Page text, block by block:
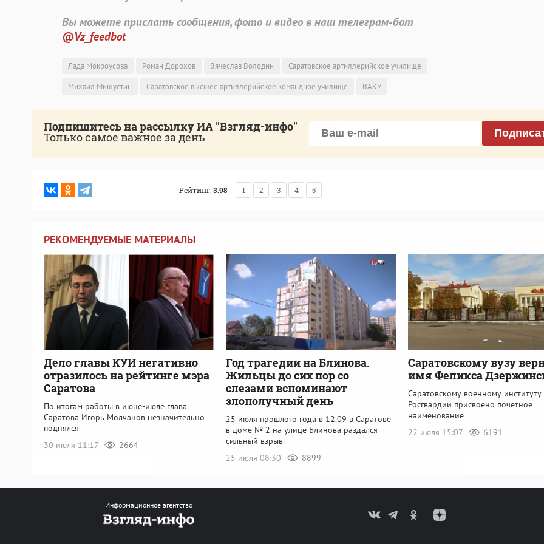
Вы можете прислать сообщения, фото и видео в наш телеграм-бот
@Vz_feedbot
Лада Мокроусова Роман Дорохов Вячеслав Володин
Саратовское артиллерийское училище
Михаил Мишустин
Саратовское высшее артиллерийское командное училище ВАКУ
Подпишитесь на рассылку ИА "Взгляд-инфо"
Только самое важное за день
Рейтинг:3.98 1 2 3 4 5
РЕКОМЕНДУЕМЫЕ МАТЕРИАЛЫ
Дело главы КУИ негативно
отразилось на рейтинге мэра
Саратова
По итогам работы в июне-июле глава
Саратова Игорь Молчанов незначительно
поднялся
30 июля 11:17
2664
Год трагедии на Блинова.
Жильцы до сих пор со
слезами вспоминают
злополучный день
25 июля прошлого года в 12.09 в Саратове
в доме № 2 на улице Блинова раздался
сильный взрыв
25 июля 08:30
8899
Саратовскому вузу
имя Феликса
Саратовскому военному институту
Росгвардии присвоено почетное
наименование
22 июля 15:07
6191
Информационное агентство